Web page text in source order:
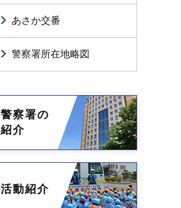
あさか交番
警察署所在地略図
警察署の
紹介
活動紹介